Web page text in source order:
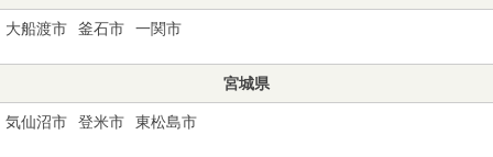
大船渡市 釜石市 一関市
宮城県
気仙沼市 登米市 東松島市